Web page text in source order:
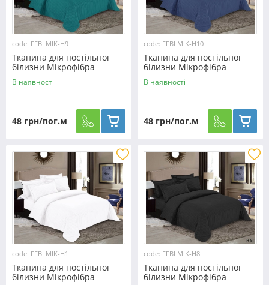
code: FFBLMIK-Н9
Тканина для постільної
білизни Мікрофібра
FFBLMIK-Н9 (100м)
В наявності
48 грн/пог.м
code: FFBLMIK-Н10
Тканина для постільної
білизни Мікрофібра
FFBLMIK-Н10 (100м)
В наявності
48 грн/пог.м
code: FFBLMIK-H1
Тканина для постільної
білизни Мікрофібра
code: FFBLMIK-H8
Тканина для постільної
білизни Мікрофібра